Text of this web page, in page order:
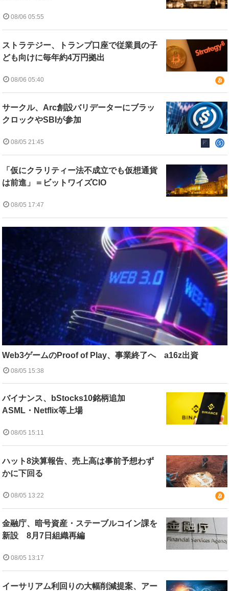
08/06 05:55
ストラテジー、トランプ口座で従業員の子
ども向けに毎年約4万円拠出
08/06 05:40
サークル、Arc創設バリデーターにブラッ
クロックやSBIが参加
08/05 21:45
「仮にクラリティー法不成立でも仮想通貨
は前進」＝ビットワイズCIO
08/05 17:47
Web3ゲームのProof of Play、事業終了へ a16z出資
08/05 15:38
バイナンス、bStocks10銘柄追加
ASML・Netflix等上場
08/05 15:11
ハット8決算報告、売上高は事前予想わず
かに下回る
08/05 13:22
金融庁、暗号資産・ステーブルコイン課を
新設 8月7日組織再編
08/05 13:17
イーサリアム利回りの大幅削減提案、アー